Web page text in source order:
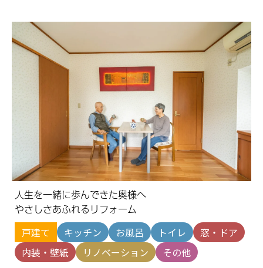
人生を一緒に歩んできた奥様へ
やさしさあふれるリフォーム
戸建て キッチン お風呂 トイレ
窓・ドア
内装・壁紙
リノベーション その他